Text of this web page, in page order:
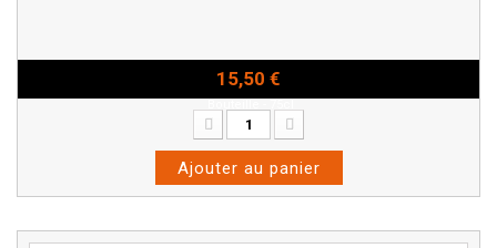
15,50 €
Ajouter au panier